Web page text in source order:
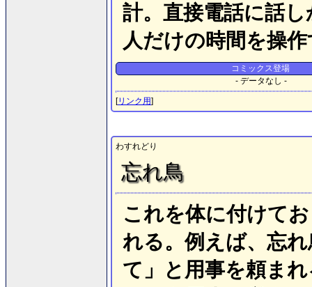
計。直接電話に話
人だけの時間を操
コミックス登場
- データなし -
[リンク用]
わすれどり
忘れ鳥
これを体に付けて
れる。例えば、忘
て」と用事を頼ま